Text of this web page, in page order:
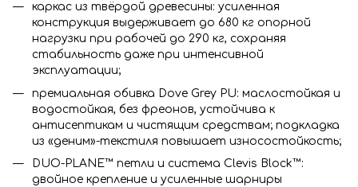
каркас из твёрдой древесины: усиленная
конструкция выдерживает до 680 кг опорной
нагрузки при рабочей до 290 кг, сохраняя
стабильность даже при интенсивной
эксплуатации;
премиальная обивка Dove Grey PU: маслостойкая и
водостойкая, без фреонов, устойчива к
антисептикам и чистящим средствам; подкладка
из «деним»-текстиля повышает износостойкость;
DUO-PLANE™ петли и система Clevis Block™:
двойное крепление и усиленные шарниры